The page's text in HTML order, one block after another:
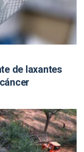
de laxantes